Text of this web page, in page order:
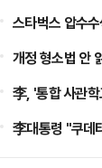
스타벅스 압수
개정 형소법 안
李, '통합 사관
李대통령 "쿠데